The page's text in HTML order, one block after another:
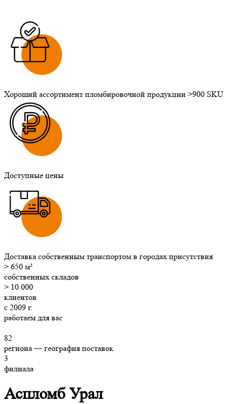
Хороший ассортимент пломбировочной продукции >900 SKU
Доступные цены
Доставка собственным транспортом в городах присутствия
> 650 м²
собственных складов
> 10 000
клиентов
с 2009 г.
работаем для вас
82
региона — география поставок
3
филиала
Аспломб Урал